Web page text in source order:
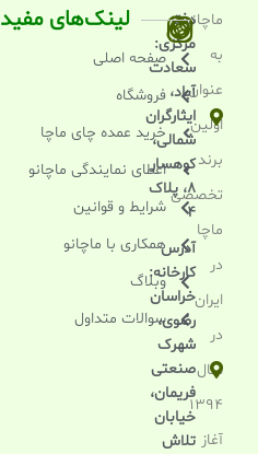
ماچانو
به
عنوان
اولین
برند
تخصصی
ماچا
در
ایران
در
سال
1394
آغاز
دفتر
مرکزی:
سعادت
آباد،
ایثارگران
شمالی،
کوهسار
۸، پلاک
۴
آدرس
کارخانه:
خراسان
رضوی،
شهرک
صنعتی
فریمان،
خیابان
تلاش
لینک‌های مفید
صفحه اصلی
فروشگاه
خرید عمده چای ماچا
اعطای نمایندگی ماچانو
شرایط و قوانین
همکاری با ماچانو
وبلاگ
سوالات متداول